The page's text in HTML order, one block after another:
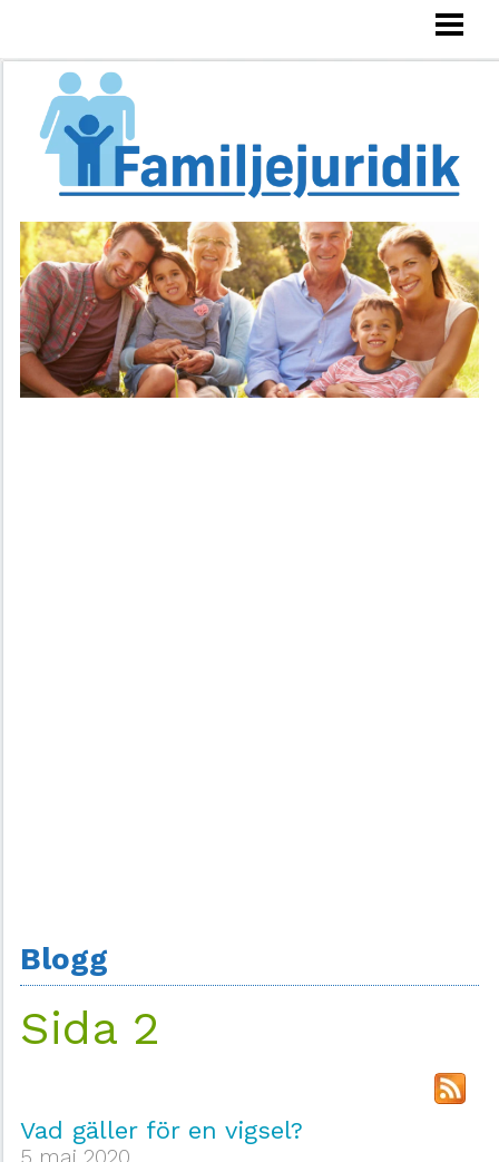
ARVSRÄTT
SKILSMÄSSA
VÅRDNADSTVIST
Blogg
Sida 2
Vad gäller för en vigsel?
5 maj 2020